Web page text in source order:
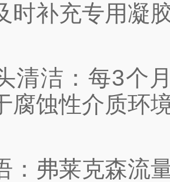
时补充专用凝
洁：每3个月
腐蚀性介质环
弗莱克森流量